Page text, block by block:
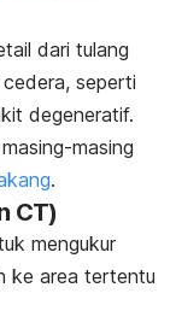
dari tulang
seperti
degeneratif.
masing
.
CT)
mengukur
ke area tertentu